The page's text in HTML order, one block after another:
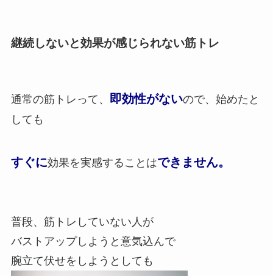
継続しないと効果が感じられない筋トレ
通常の筋トレって、 即効性がないので、始めたと
しても
すぐに効果を実感することはできません。
普段、筋トレしていない人が
バストアップしようと意気込んで
腕立て伏せをしようとしても